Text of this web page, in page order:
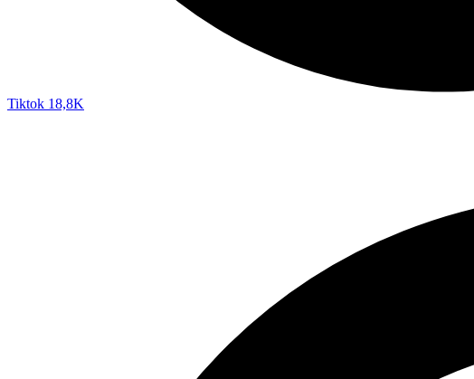
Tiktok 18,8K